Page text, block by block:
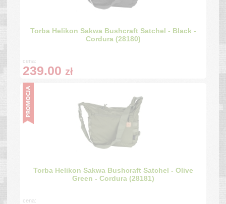
Torba Helikon Sakwa Bushcraft Satchel - Black -
Cordura (28180)
cena:
239.00 zł
Torba Helikon Sakwa Bushcraft Satchel - Olive
Green - Cordura (28181)
cena: